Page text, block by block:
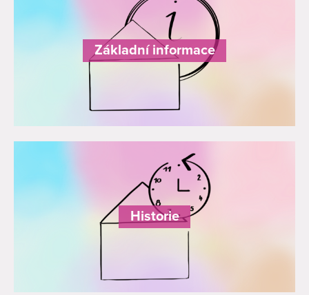
Základní informace
Historie